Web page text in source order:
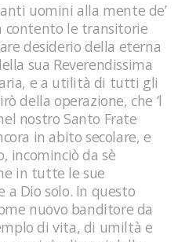
uomini alla mente de’
le transitorie
desiderio della eterna
sua Reverendissima
e a utilità di tutti gli
della operazione, che ‘l
nostro Santo Frate
in abito secolare, e
incominciò da sè
in tutte le sue
a Dio solo. In questo
nuovo banditore da
di vita, di umiltà e